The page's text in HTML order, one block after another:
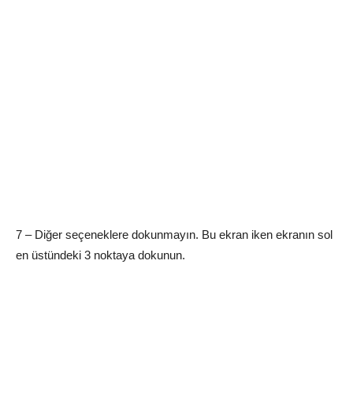
7 – Diğer seçeneklere dokunmayın. Bu ekran iken ekranın sol
en üstündeki 3 noktaya dokunun.